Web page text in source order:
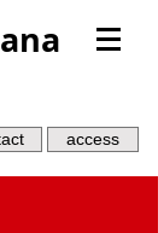
access